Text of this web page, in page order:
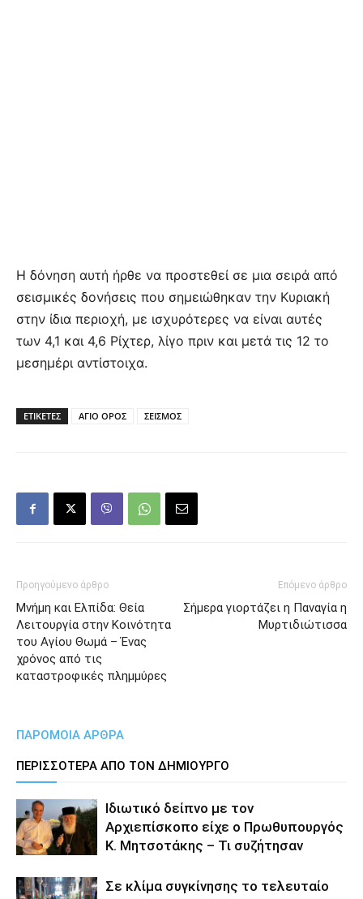
Η δόνηση αυτή ήρθε να προστεθεί σε μια σειρά από
σεισμικές δονήσεις που σημειώθηκαν την Κυριακή
στην ίδια περιοχή, με ισχυρότερες να είναι αυτές
των 4,1 και 4,6 Ρίχτερ, λίγο πριν και μετά τις 12 το
μεσημέρι αντίστοιχα.
ΕΤΙΚΕΤΕΣ ΑΓΙΟ ΟΡΟΣ ΣΕΙΣΜΟΣ
Προηγούμενο άρθρο
Μνήμη και Ελπίδα: Θεία
Λειτουργία στην Κοινότητα
του Αγίου Θωμά – Ένας
χρόνος από τις
καταστροφικές πλημμύρες
Επόμενο άρθρο
Σήμερα γιορτάζει η Παναγία η
Μυρτιδιώτισσα
ΠΑΡΟΜΟΙΑ ΑΡΘΡΑ
ΠΕΡΙΣΣΟΤΕΡΑ ΑΠΟ ΤΟΝ ΔΗΜΙΟΥΡΓΟ
Ιδιωτικό δείπνο με τον
Αρχιεπίσκοπο είχε ο Πρωθυπουργός
Κ. Μητσοτάκης – Τι συζήτησαν
Σε κλίμα συγκίνησης το τελευταίο